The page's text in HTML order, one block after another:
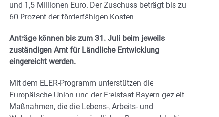
und 1,5 Millionen Euro. Der Zuschuss beträgt bis zu
60 Prozent der förderfähigen Kosten.
Anträge können bis zum 31. Juli beim jeweils
zuständigen Amt für Ländliche Entwicklung
eingereicht werden.
Mit dem ELER-Programm unterstützen die
Europäische Union und der Freistaat Bayern gezielt
Maßnahmen, die die Lebens-, Arbeits- und